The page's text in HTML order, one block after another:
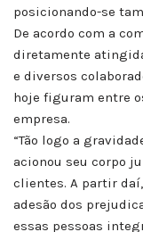
posicionando-se
De acordo com a
diretamente
e diversos
hoje figuram entre
empresa.
“Tão logo a
acionou seu corpo
clientes. A partir
adesão dos
essas pessoas